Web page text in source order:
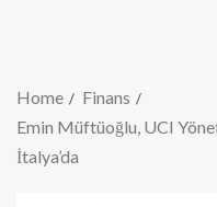
Home
Finans
Emin Müftüoğlu, UCI
İtalya’da